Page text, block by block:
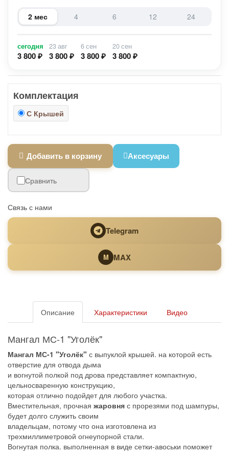
2 мес 4 6 12 24
сегодня
3 800 ₽
23 авг
3 800 ₽
6 сен
3 800 ₽
20 сен
3 800 ₽
Комплектация
С Крышей
Добавить в корзину Аксесуары
Сравнить
Связь с нами
Telegram
M MAX
Описание Характеристики Видео
Мангал МС-1 "Уголёк"
Мангал МС-1 "Уголёк" с выпуклой крышей. на которой есть
отверстие для отвода дыма
и вогнутой полкой под дрова представляет компактную,
цельносваренную конструкцию,
которая отлично подойдет для любого участка.
Вместительная, прочная жаровня с прорезями под шампуры,
будет долго служить своим
владельцам, потому что она изготовлена из
трехмиллиметровой огнеупорной стали.
Вогнутая полка. выполненная в виде сетки-авоськи поможет